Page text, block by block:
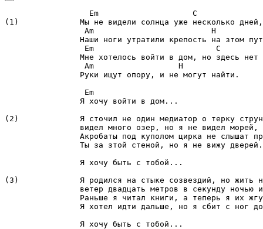
Em
C
Am
H
Em
C
Am
H
                Руки ищут опору, и не могут найти.
Em
                Я хочу войти в дом...
(2)		Я сточил не один медиатор о терку струны,
(3)		Я родился на стыке созвездий, но жить не могу,
		Я хочу быть с тобой...